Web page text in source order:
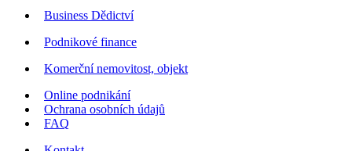
Business Dědictví
Podnikové finance
Komerční nemovitost, objekt
Online podnikání
Ochrana osobních údajů
FAQ